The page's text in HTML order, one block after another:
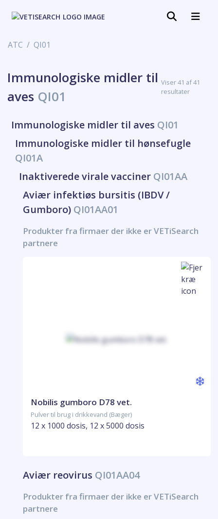
ATC QI01
Immunologiske midler til
aves QI01
Viser 41 af 41
resultater
Immunologiske midler til aves QI01
Immunologiske midler til hønsefugle
QI01A
Inaktiverede virale vacciner QI01AA
Aviær infektiøs bursitis (IBDV /
Gumboro) QI01AA01
Produkter fra firmaer der ikke er VETiSearch
partnere
Nobilis gumboro D78 vet.
Pulver til brug i drikkevand (Bæger)
12 x 1000 dosis, 12 x 5000 dosis
Aviær reovirus QI01AA04
Produkter fra firmaer der ikke er VETiSearch
partnere